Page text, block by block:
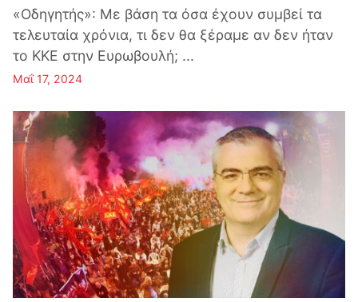
«Οδηγητής»: Με βάση τα όσα έχουν συμβεί τα
τελευταία χρόνια, τι δεν θα ξέραμε αν δεν ήταν
το ΚΚΕ στην Ευρωβουλή; ...
Μαΐ 17, 2024